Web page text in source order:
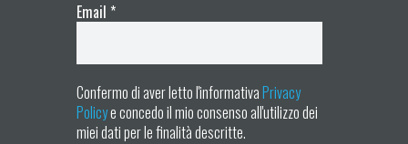
Email *
Confermo di aver letto l'informativaPrivacy
Policye concedo il mio consenso all'utilizzo dei
miei dati per le finalità descritte.